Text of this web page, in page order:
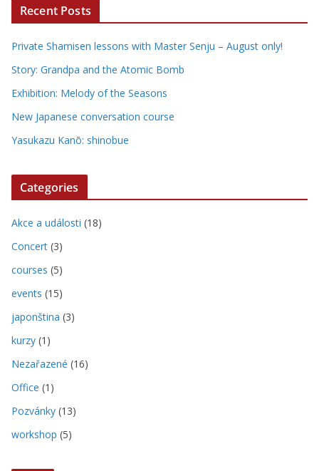
Recent Posts
Private Shamisen lessons with Master Senju – August only!
Story: Grandpa and the Atomic Bomb
Exhibition: Melody of the Seasons
New Japanese conversation course
Yasukazu Kanō: shinobue
Categories
Akce a události (18)
Concert (3)
courses (5)
events (15)
japonština (3)
kurzy (1)
Nezařazené (16)
Office (1)
Pozvánky (13)
workshop (5)